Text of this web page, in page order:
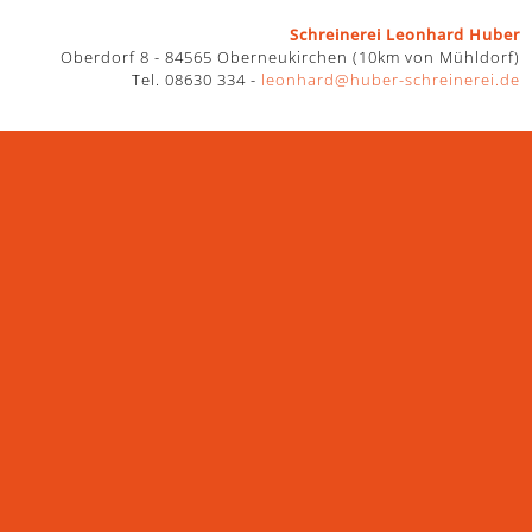
Schreinerei Leonhard Huber
Oberdorf 8 - 84565 Oberneukirchen (10km von Mühldorf)
Tel. 08630 334 - leonhard@huber-schreinerei.de
Im Alltag sind wir solchen Überflutungen und
Regeneration in der Nacht. Die Kombination aus Holz